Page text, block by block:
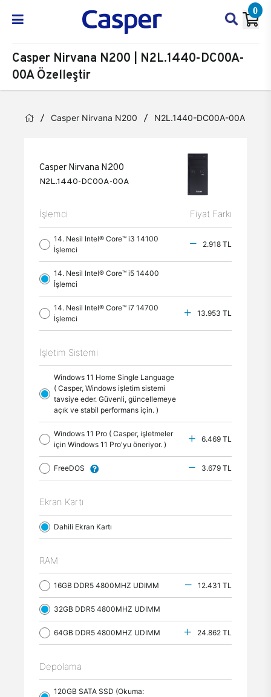
0
Casper Nirvana N200 | N2L.1440-DC00A-
00A Özelleştir
Casper Nirvana N200 N2L.1440-DC00A-00A
Casper Nirvana N200
N2L.1440-DC00A-00A
İşlemci Fiyat Farkı
14. Nesil Intel® Core™ i3 14100
İşlemci
2.918 TL
14. Nesil Intel® Core™ i5 14400
İşlemci
14. Nesil Intel® Core™ i7 14700
İşlemci
13.953 TL
İşletim Sistemi
Windows 11 Home Single Language
( Casper, Windows işletim sistemi
tavsiye eder. Güvenli, güncellemeye
açık ve stabil performans için. )
Windows 11 Pro ( Casper, işletmeler
için Windows 11 Pro'yu öneriyor. )
6.469 TL
FreeDOS 3.679 TL
Ekran Kartı
Dahili Ekran Kartı
RAM
16GB DDR5 4800MHZ UDIMM 12.431 TL
32GB DDR5 4800MHZ UDIMM
64GB DDR5 4800MHZ UDIMM 24.862 TL
Depolama
120GB SATA SSD (Okuma: